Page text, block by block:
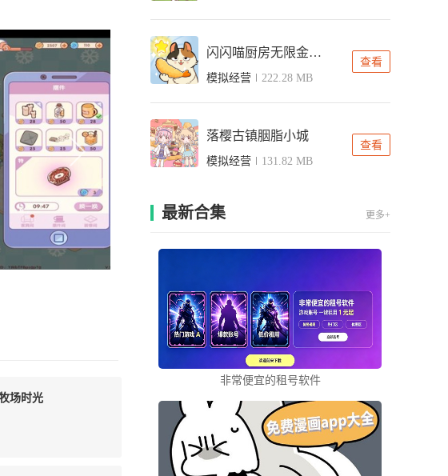
场时光
闪闪喵厨房无限金币版
模拟经营 222.28 MB
查看
落樱古镇胭脂小城
模拟经营 131.82 MB
查看
最新合集 更多+
非常便宜的租号软件